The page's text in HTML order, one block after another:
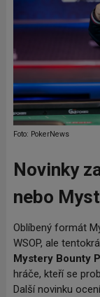
Foto: PokerNews
Novinky
nebo
Oblíbený formát
WSOP, ale
Mystery Bounty
hráče, kteří se
Další novinku